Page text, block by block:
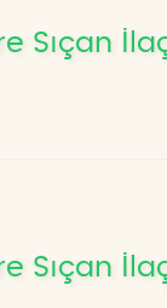
Sıçan
Sıçan